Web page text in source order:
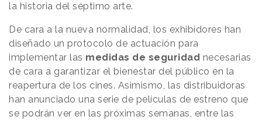
la historia del séptimo arte.
De cara a la nueva normalidad, los exhibidores han
diseñado un protocolo de actuación para
implementar las medidas de seguridad necesarias
de cara a garantizar el bienestar del público en la
reapertura de los cines. Asimismo, las distribuidoras
han anunciado una serie de películas de estreno que
se podrán ver en las próximas semanas, entre las